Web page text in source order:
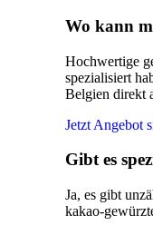
Wo kann
Hochwertige
spezialisiert
Belgien direkt
Jetzt Angebot
Gibt es
Ja, es gibt
kakao-